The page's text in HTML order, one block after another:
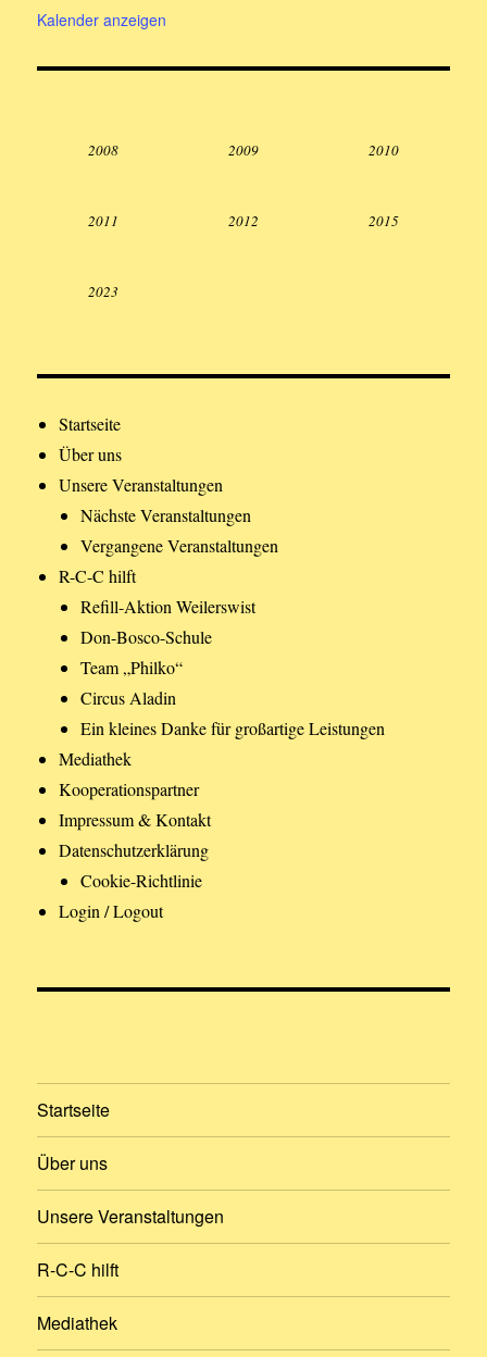
Kalender anzeigen
2008 2009 2010
2011 2012 2015
2023
Startseite
Über uns
Unsere Veranstaltungen
Nächste Veranstaltungen
Vergangene Veranstaltungen
R-C-C hilft
Refill-Aktion Weilerswist
Don-Bosco-Schule
Team „Philko“
Circus Aladin
Ein kleines Danke für großartige Leistungen
Mediathek
Kooperationspartner
Impressum & Kontakt
Datenschutzerklärung
Cookie-Richtlinie
Login / Logout
Startseite
Über uns
Unsere Veranstaltungen
R-C-C hilft
Mediathek